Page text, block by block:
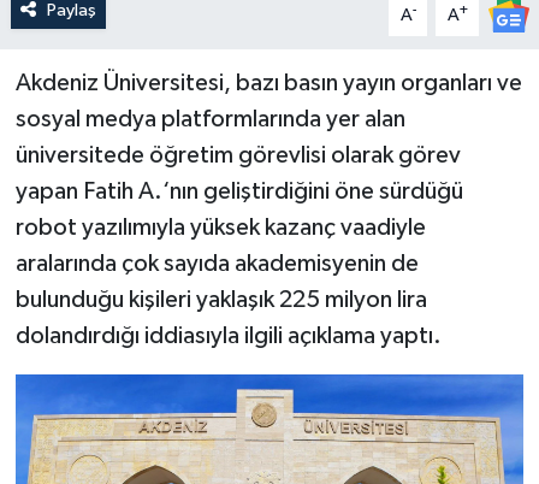
Paylaş A- A+
Akdeniz Üniversitesi, bazı basın yayın organları ve
sosyal medya platformlarında yer alan
üniversitede öğretim görevlisi olarak görev
yapan Fatih A.‘nın geliştirdiğini öne sürdüğü
robot yazılımıyla yüksek kazanç vaadiyle
aralarında çok sayıda akademisyenin de
bulunduğu kişileri yaklaşık 225 milyon lira
dolandırdığı iddiasıyla ilgili açıklama yaptı.